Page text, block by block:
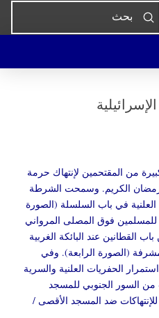
Search
Submit
من المقتحمين لإنتهاك حرمة
الكريم. وسمحت الشرطة
في باب السلسلة (الصورة
فوق المصلى المرواني
القطانين عند البائكة الغربية
(الصورة الرابعة). وفي
الحفريات العلنية والسرية
من السور الجنوبي للمسجد
ضد المسجد الأقصى /